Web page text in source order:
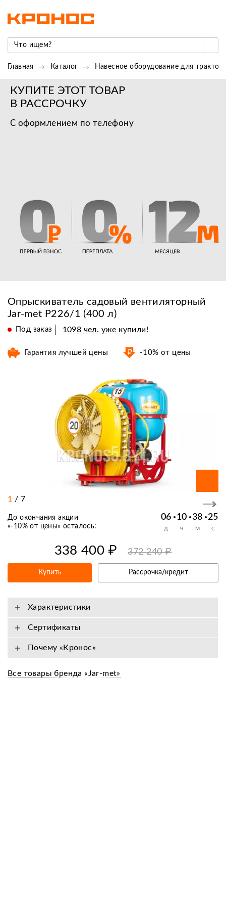
Главная Каталог Навесное оборудование для
КУПИТЕ ЭТОТ ТОВАР
В РАССРОЧКУ
С оформлением по телефону
Опрыскиватель садовый вентиляторный
Jar-met P226/1 (400 л)
Под заказ 1098 чел. уже купили!
Гарантия лучшей цены -10% от цены
1 / 7
До окончания акции
«-10% от цены» осталось:
06 10 38 24
Д Ч М С
338 400 ₽ 372 240 ₽
Купить Рассрочка/кредит
Характеристики
Сертификаты
Почему «Кронос»
Все товары бренда «Jar-met»